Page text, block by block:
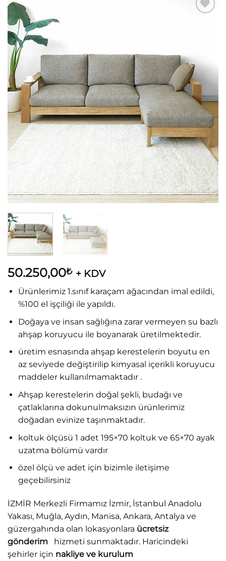
50.250,00₺ + KDV
Ürünlerimiz 1.sınıf karaçam ağacından imal edildi,
%100 el işçiliği ile yapıldı.
Doğaya ve insan sağlığına zarar vermeyen su bazlı
ahşap koruyucu ile boyanarak üretilmektedir.
üretim esnasında ahşap kerestelerin boyutu en
az seviyede değiştirilip kimyasal içerikli koruyucu
maddeler kullanılmamaktadır .
Ahşap kerestelerin doğal şekli, budağı ve
çatlaklarına dokunulmaksızın ürünlerimiz
doğadan evinize taşınmaktadır.
koltuk ölçüsü 1 adet 195×70 koltuk ve 65×70 ayak
uzatma bölümü vardır
özel ölçü ve adet için bizimle iletişime
geçebilirsiniz
İZMİR Merkezli Firmamız İzmir, İstanbul Anadolu
Yakası, Muğla, Aydın, Manisa, Ankara, Antalya ve
güzergahında olan lokasyonlara ücretsiz
gönderim
hizmeti sunmaktadır. Haricindeki
şehirler için nakliye ve kurulum